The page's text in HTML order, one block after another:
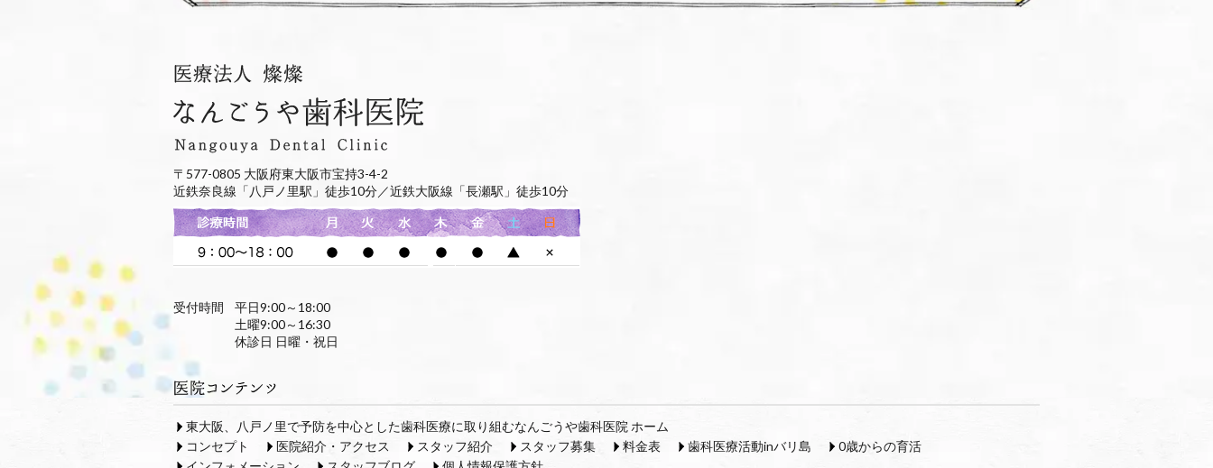
〒577-0805 大阪府東大阪市宝持3-4-2
近鉄奈良線「八戸ノ里駅」徒歩10分／近鉄大阪線「長瀬駅」徒歩10分
受付時間
平日9:00～18:00
土曜9:00～16:30
休診日 日曜・祝日
東大阪、八戸ノ里で予防を中心とした歯科医療に取り組むなんごうや歯科医院 ホーム
コンセプト
医院紹介・アクセス スタッフ紹介 スタッフ募集 料金表 歯科医療活動inバリ島
0歳からの育活